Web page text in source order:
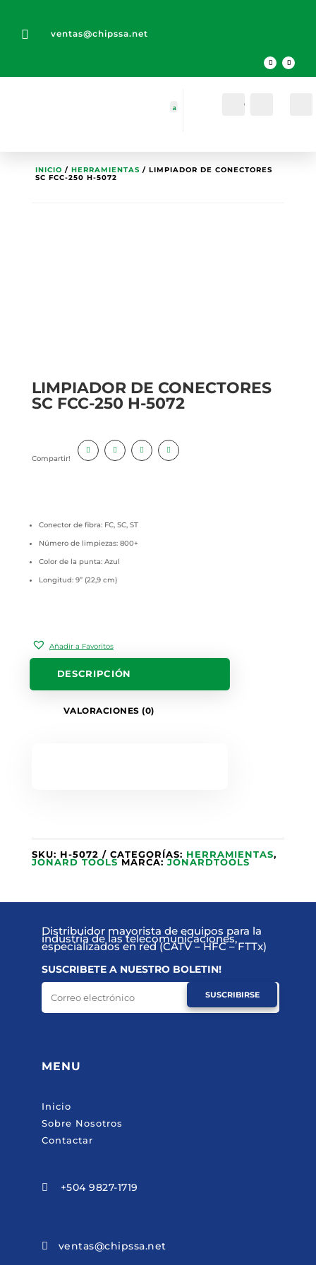
 ventas@chipssa.net
Cuenta
INICIO / HERRAMIENTAS / LIMPIADOR DE CONECTORES
SC FCC-250 H-5072
LIMPIADOR DE CONECTORES
SC FCC-250 H-5072
Compartir!
Conector de fibra: FC, SC, ST
Número de limpiezas: 800+
Color de la punta: Azul
Longitud: 9” (22,9 cm)
Añadir a Favoritos
DESCRIPCIÓN
VALORACIONES (0)
SKU: H-5072 CATEGORÍAS: HERRAMIENTAS,
JONARD TOOLS MARCA: JONARDTOOLS
Distribuidor mayorista de equipos para la
industria de las telecomunicaciones,
especializados en red (CATV – HFC – FTTx)
SUSCRIBETE A NUESTRO BOLETIN!
SUSCRIBIRSE
MENU
Inicio
Sobre Nosotros
Contactar
 +504 9827-1719
 ventas@chipssa.net